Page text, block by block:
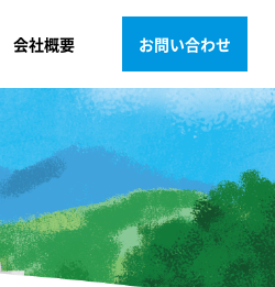
会社概要 お問い合わせ